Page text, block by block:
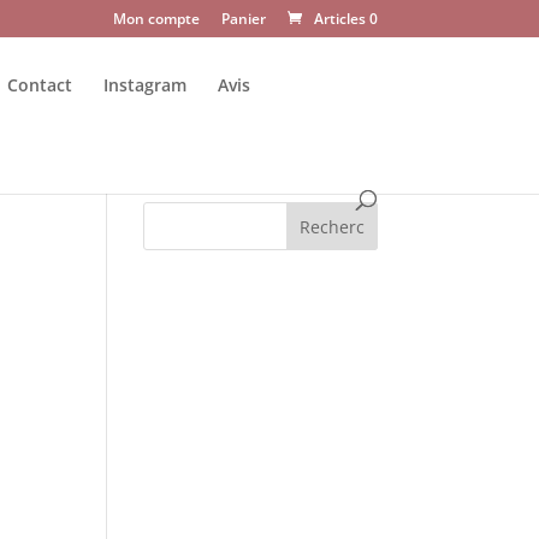
Mon compte Panier Articles 0
Contact Instagram Avis
Recherc